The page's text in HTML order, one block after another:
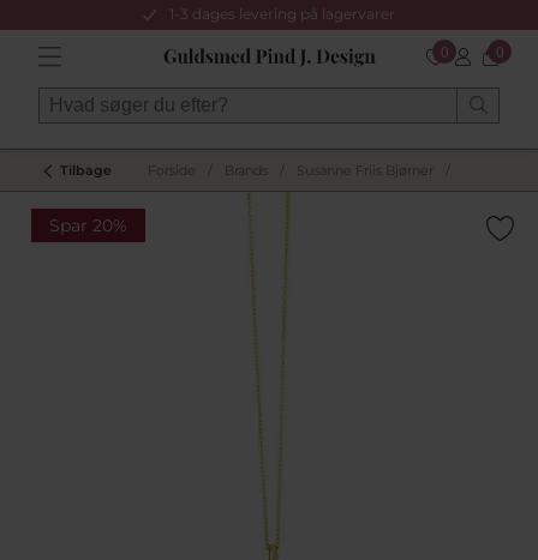
1-3 dages levering på lagervarer
0 0
Tilbage Forside Brands Susanne Friis Bjørner
Spar 20%